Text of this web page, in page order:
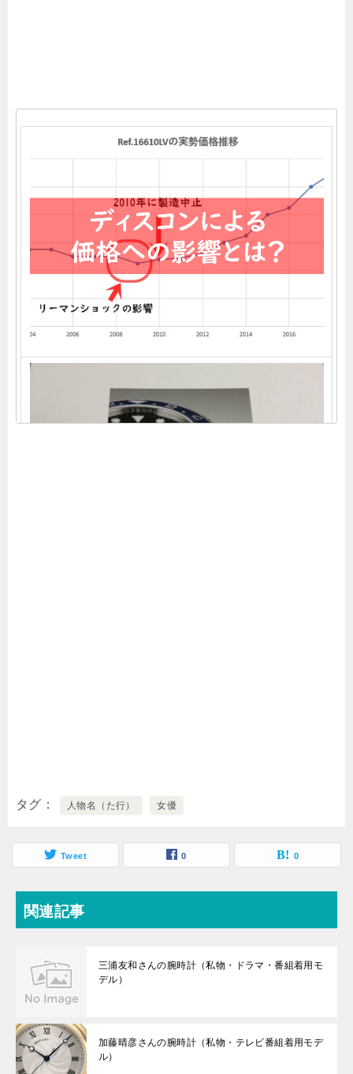
タグ 人物名（た行） 女優
Tweet 0 0
関連記事
三浦友和さんの腕時計（私物・ドラマ・番組着用モ
デル）
加藤晴彦さんの腕時計（私物・テレビ番組着用モデ
ル）